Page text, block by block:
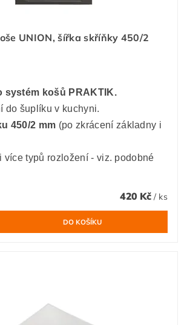
UNION, šířka skříňky 450/2
systém košů PRAKTIK.
do šuplíku v kuchyni.
450/2 mm (po zkrácení základny i
více typů rozložení - viz. podobné
420 Kč / ks